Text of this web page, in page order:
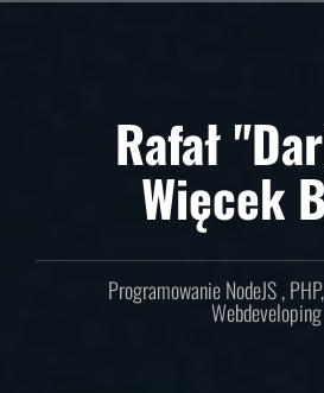
Rafał
Więcek
Programowanie NodeJS ,
Webdeveloping